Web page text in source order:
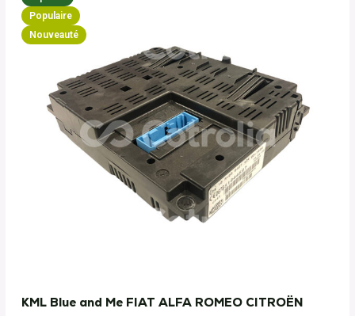
Populaire
Nouveauté
KML Blue and Me FIAT ALFA ROMEO CITROËN